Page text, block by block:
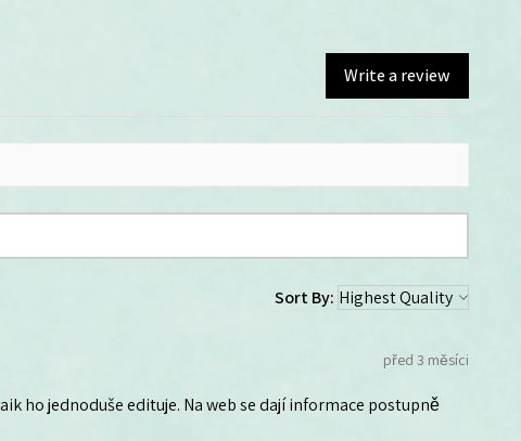
Write a review
Sort By:
před 3 měsíci
ho jednoduše edituje. Na web se dají informace postupně